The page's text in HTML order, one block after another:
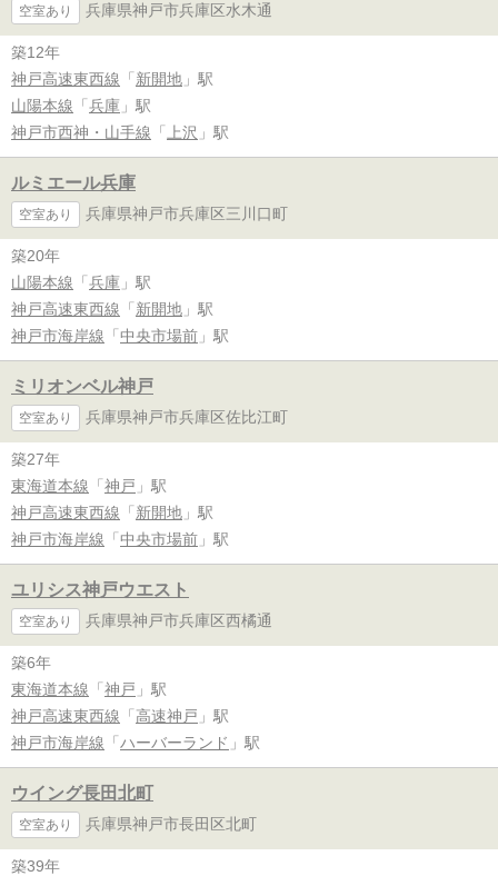
空室あり 兵庫県神戸市兵庫区水木通
築12年
神戸高速東西線 「 新開地 」駅
山陽本線 「 兵庫 」駅
神戸市西神・山手線 「 上沢 」駅
ルミエール兵庫
空室あり 兵庫県神戸市兵庫区三川口町
築20年
山陽本線 「 兵庫 」駅
神戸高速東西線 「 新開地 」駅
神戸市海岸線 「 中央市場前 」駅
ミリオンベル神戸
空室あり 兵庫県神戸市兵庫区佐比江町
築27年
東海道本線 「 神戸 」駅
神戸高速東西線 「 新開地 」駅
神戸市海岸線 「 中央市場前 」駅
ユリシス神戸ウエスト
空室あり 兵庫県神戸市兵庫区西橘通
築6年
東海道本線 「 神戸 」駅
神戸高速東西線 「 高速神戸 」駅
神戸市海岸線 「 ハーバーランド 」駅
ウイング長田北町
空室あり 兵庫県神戸市長田区北町
築39年